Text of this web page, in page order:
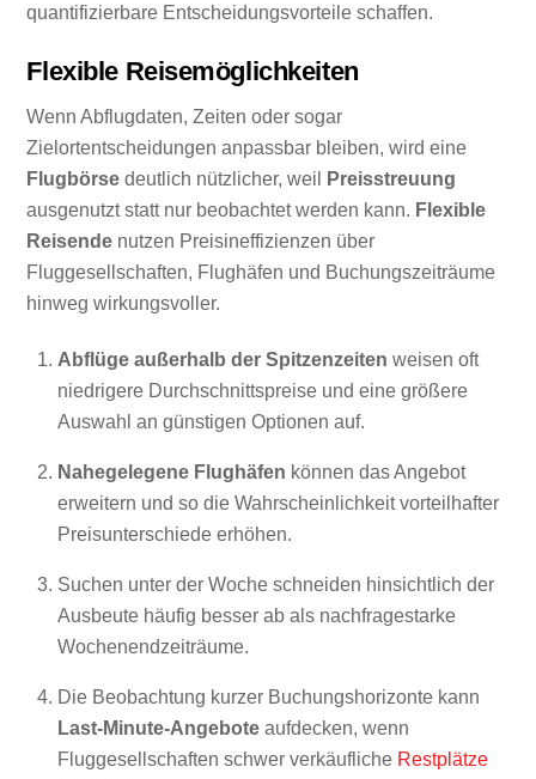
quantifizierbare Entscheidungsvorteile schaffen.
Flexible Reisemöglichkeiten
Wenn Abflugdaten, Zeiten oder sogar
Zielortentscheidungen anpassbar bleiben, wird eine
Flugbörse deutlich nützlicher, weil
Preisstreuung
ausgenutzt statt nur beobachtet werden kann. Flexible
Reisende nutzen Preisineffizienzen über
Fluggesellschaften, Flughäfen und Buchungszeiträume
hinweg wirkungsvoller.
Abflüge außerhalb der Spitzenzeiten weisen oft
niedrigere Durchschnittspreise und eine größere
Auswahl an günstigen Optionen auf.
Nahegelegene Flughäfen können das Angebot
erweitern und so die Wahrscheinlichkeit vorteilhafter
Preisunterschiede erhöhen.
Suchen unter der Woche schneiden hinsichtlich der
Ausbeute häufig besser ab als nachfragestarke
Wochenendzeiträume.
Die Beobachtung kurzer Buchungshorizonte kann
Last-Minute-Angebote aufdecken, wenn
Fluggesellschaften schwer verkäufliche Restplätze